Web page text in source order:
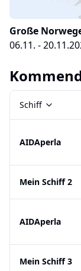
Große
06.11. -
Schiff
AIDAperla
Mein Schiff 2
AIDAperla
Mein Schiff 3